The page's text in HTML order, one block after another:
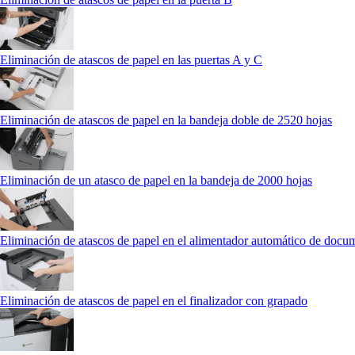
Eliminación de atascos de papel en las puertas A y C
Eliminación de atascos de papel en la bandeja doble de 2520 hojas
Eliminación de un atasco de papel en la bandeja de 2000 hojas
Eliminación de atascos de papel en el alimentador automático de
Eliminación de atascos de papel en el finalizador con grapado